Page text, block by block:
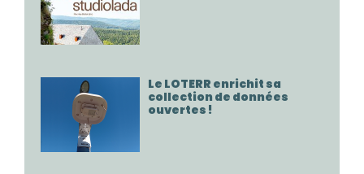
Le LOTERR enrichit sa
collection de données
ouvertes !